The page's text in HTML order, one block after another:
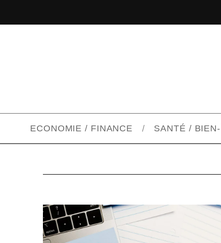
ECONOMIE / FINANCE SANTÉ /